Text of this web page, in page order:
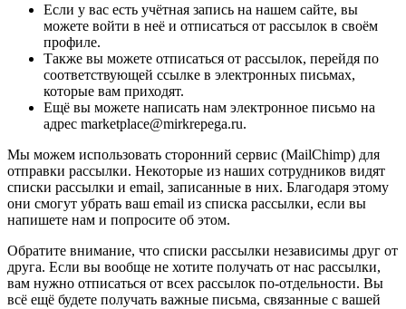
Если у вас есть учётная запись на нашем сайте, вы
можете войти в неё и отписаться от рассылок в своём
профиле.
Также вы можете отписаться от рассылок, перейдя по
соответствующей ссылке в электронных письмах,
которые вам приходят.
Ещё вы можете написать нам электронное письмо на
адрес marketplace@mirkrepega.ru.
Мы можем использовать сторонний сервис (MailChimp) для
отправки рассылки. Некоторые из наших сотрудников видят
списки рассылки и email, записанные в них. Благодаря этому
они смогут убрать ваш email из списка рассылки, если вы
напишете нам и попросите об этом.
Обратите внимание, что списки рассылки независимы друг от
друга. Если вы вообще не хотите получать от нас рассылки,
вам нужно отписаться от всех рассылок по-отдельности. Вы
всё ещё будете получать важные письма, связанные с вашей